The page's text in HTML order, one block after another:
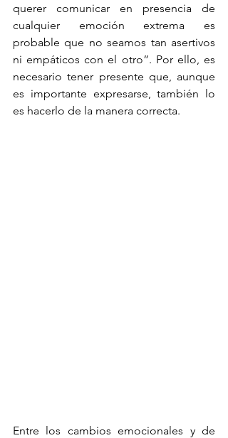
querer comunicar en presencia de
cualquier emoción extrema es
probable que no seamos tan asertivos
ni empáticos con el otro”. Por ello, es
necesario tener presente que, aunque
es importante expresarse, también lo
es hacerlo de la manera correcta.
Entre los cambios emocionales y de